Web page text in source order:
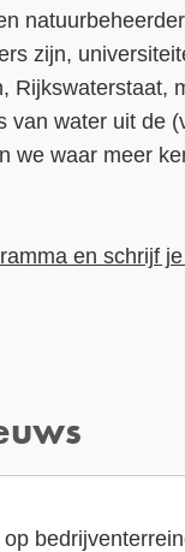
zijn,
Rijkswaterstaat,
van water uit de
we waar meer
en schrijf